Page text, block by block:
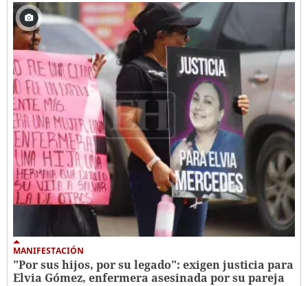
MANIFESTACIÓN
"Por sus hijos, por su legado": exigen justicia para
Elvia Gómez, enfermera asesinada por su pareja